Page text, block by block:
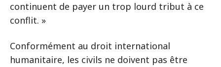
continuent de payer un trop lourd tribut à ce
conflit. »
Conformément au droit international
humanitaire, les civils ne doivent pas être